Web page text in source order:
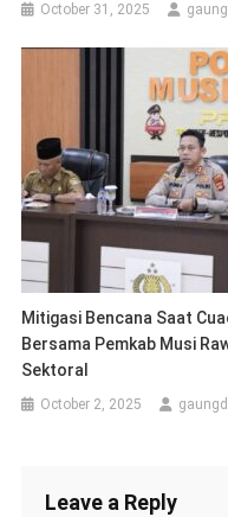
October 31, 2025
Mitigasi Bencana Saat
Bersama Pemkab Musi
Sektoral
October 2, 2025
Leave a Reply